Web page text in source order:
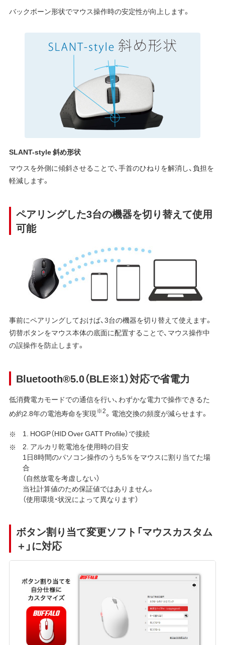
バックボーン形状でマウス操作時の安定性が向上します。
SLANT-style 斜め形状
マウスを外側に傾斜させることで、手首のひねりを解消し、負担を
軽減します。
ペアリングした3台の機器を切り替えて使用
可能
事前にペアリングしておけば、3台の機器を切り替えて使えます。
切替ボタンをマウス本体の底面に配置することで、マウス操作中
の誤操作を防止します。
Bluetooth®5.0（BLE※1）対応で省電力
低消費電カモードでの通信を行い、わずかな電力で操作できるた
め約2.8年の電池寿命を実現※2。電池交換の頻度が減らせます。
1. HOGP（HID Over GATT Profile）で接続
2. アルカリ乾電池を使用時の目安
1日8時間のパソコン操作のうち5％をマウスに割り当てた場
合
（自然放電を考虚しない）
当社計算値のため保証値ではありません。
（使用環境・状況によって異なります）
ボタン割り当て変更ソフト「マウスカスタム
＋」に対応